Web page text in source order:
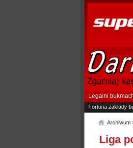
Legalni
Fortuna zakłady
Archiwum
Liga